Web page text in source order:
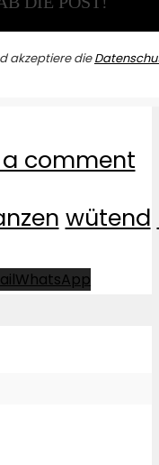
akzeptiere die
a comment
wütend
WhatsApp